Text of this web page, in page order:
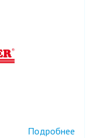
Подробнее